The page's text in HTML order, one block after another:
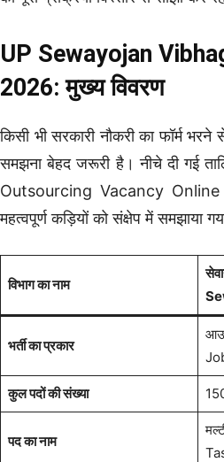
UP Sewayojan
2026: मुख्य विवरण
किसी भी सरकारी नौकरी का फॉर्म
समझना बेहद जरूरी है। नीचे दी गई
Outsourcing Vacancy
महत्वपूर्ण कड़ियों को संक्षेप में समझाया
विभाग का नाम
भर्ती का प्रकार
कुल पदों की संख्या
पद का नाम